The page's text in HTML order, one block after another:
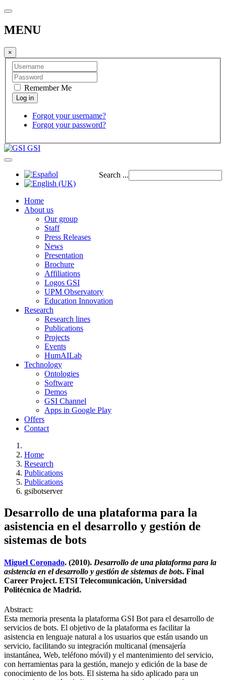
MENU
×
Remember Me
Forgot your username?
Forgot your password?
GSI
Search ...
Home
About us
Our group
Staff
Press Releases
News
Presentation
Brochure
Affiliations
Logos GSI
UPM Observatory
Education Innovation
Research
Research lines
Publications
Projects
Events
HumAILab
Technology
Ontologies
Software
Demos
GSI Channel
Apps in Google Play
Offers
Contact
Home
Research
Publications
Publications
gsibotserver
Desarrollo de una plataforma para la
asistencia en el desarrollo y gestión de
sistemas de bots
Miguel Coronado. (2010). Desarrollo de una plataforma para la
asistencia en el desarrollo y gestión de sistemas de bots. Final
Career Project. ETSI Telecomunicación, Universidad
Politécnica de Madrid.
Abstract:
Esta memoria presenta la plataforma GSI Bot para el desarrollo de
servicios de bots. El objetivo de la plataforma es facilitar la
asistencia en lenguaje natural a los usuarios que están usando un
servicio, facilitando su integración multicanal (mensajería
instantánea, Web, teléfono móvil) y el mantenimiento del servicio,
con herramientas para la gestión, manejo y edición de la base de
conocimiento de los bots. El sistema ha sido aplicado para un